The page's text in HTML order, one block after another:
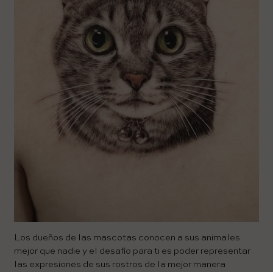
Los dueños de las mascotas conocen a sus animales
mejor que nadie y el desafío para ti es poder representar
las expresiones de sus rostros de la mejor manera